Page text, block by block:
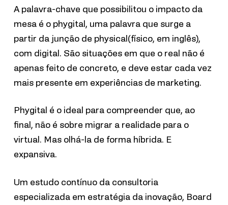
A palavra-chave que possibilitou o impacto da
mesa é o phygital, uma palavra que surge a
partir da junção de physical(físico, em inglês),
com digital. São situações em que o real não é
apenas feito de concreto, e deve estar cada vez
mais presente em experiências de marketing.
Phygital é o ideal para compreender que, ao
final, não é sobre migrar a realidade para o
virtual. Mas olhá-la de forma híbrida. E
expansiva.
Um estudo contínuo da consultoria
especializada em estratégia da inovação, Board